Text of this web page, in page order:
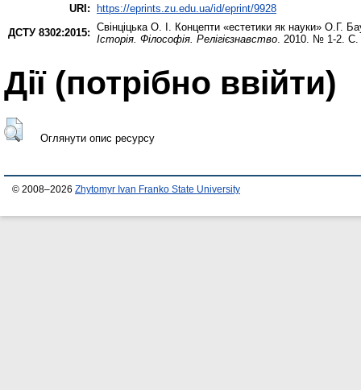
URI: https://eprints.zu.edu.ua/id/eprint/9928
ДСТУ 8302:2015: Свінціцька О. І.
Концепти «естетики як науки» О.Г.
Історія. Філософія. Релігієзнавство . 2010. № 1-2. С.
Дії ​​(потрібно ввійти)
Оглянути опис ресурсу
© 2008–2026 Zhytomyr Ivan Franko State University